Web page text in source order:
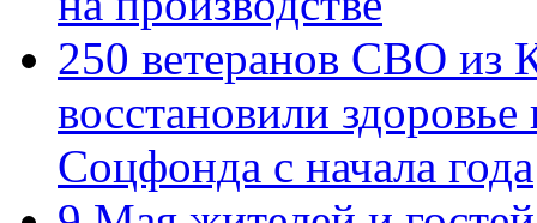
250 ветеранов СВО из
восстановили
Соцфонда с начала года